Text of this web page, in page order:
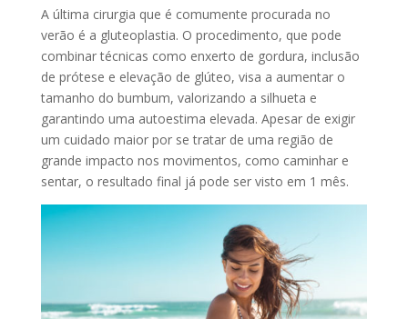
A última cirurgia que é comumente procurada no
verão é a gluteoplastia. O procedimento, que pode
combinar técnicas como enxerto de gordura, inclusão
de prótese e elevação de glúteo, visa a aumentar o
tamanho do bumbum, valorizando a silhueta e
garantindo uma autoestima elevada. Apesar de exigir
um cuidado maior por se tratar de uma região de
grande impacto nos movimentos, como caminhar e
sentar, o resultado final já pode ser visto em 1 mês.